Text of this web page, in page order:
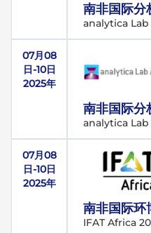
南非国际分
analytica
07月08
日-10日
2025年
南非国际分
analytica
07月08
日-10日
2025年
南非国际环
IFAT Africa